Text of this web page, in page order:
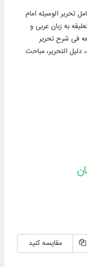
متن کامل تحریر الوسیله امام
به زبان عربی و
فی شرح تحریر
دلیل التحریر، مباحث
مقایسه کنید